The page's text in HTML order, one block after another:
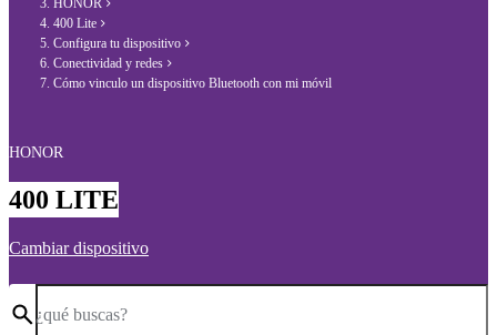
HONOR
400 Lite
Configura tu dispositivo
Conectividad y redes
Cómo vinculo un dispositivo Bluetooth con mi móvil
HONOR
400 LITE
Cambiar dispositivo
¿qué buscas?